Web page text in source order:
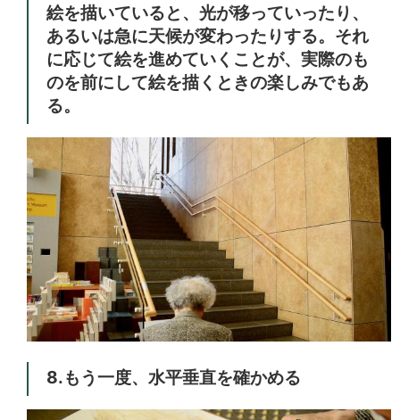
絵を描いていると、光が移っていったり、
あるいは急に天候が変わったりする。それ
に応じて絵を進めていくことが、実際のも
のを前にして絵を描くときの楽しみでもあ
る。
8.もう一度、水平垂直を確かめる